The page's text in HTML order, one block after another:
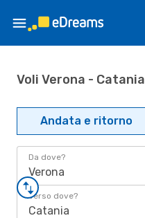
Voli Verona - Catania
Andata e ritorno
Da dove?
Verona
Verso dove?
Catania